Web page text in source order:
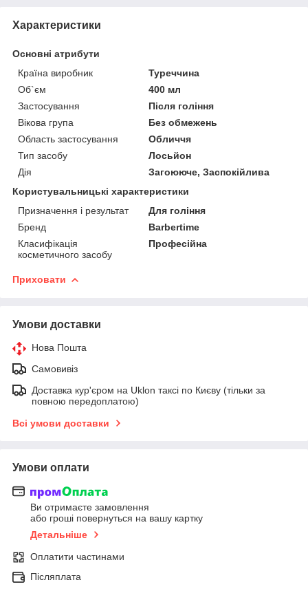
Характеристики
Основні атрибути
Країна виробник
Туреччина
Об`єм
400 мл
Застосування
Після гоління
Вікова група
Без обмежень
Область застосування
Обличчя
Тип засобу
Лосьйон
Дія
Загоююче, Заспокійлива
Користувальницькі характеристики
Призначення і результат
Для гоління
Бренд
Barbertime
Класифікація
косметичного засобу
Професійна
Приховати
Умови доставки
Нова Пошта
Самовивіз
Доставка кур'єром на Uklon таксі по Києву (тільки за
повною передоплатою)
Всі умови доставки
Умови оплати
Ви отримаєте замовлення
або гроші повернуться на вашу картку
Детальніше
Оплатити частинами
Післяплата